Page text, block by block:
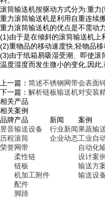
滚筒输送机按驱动方式分为:重力
重力滚筒输送机是利用自重连续
重力滚筒输送机的优点是不需动
(1)由于是在倾斜的滚筒输送机上
(2)重物品的移动速度快,轻物品
(3)由于纸箱易吸湿受潮、即使滚
温度湿度而发生微小的变化,因此,
上一篇： 简述不锈钢网带会表面
下一篇： 解析链板输送机对安装
相关产品
相关案例
品牌
昱音
历程
荣誉
产品
输送设备
滚筒
网带
柔性链
链板
机加工附件
配件
脚蹄
新闻
行业新闻
企业动态
案例
果蔬输
工业自
自动化
设计案例
输送方
输送设